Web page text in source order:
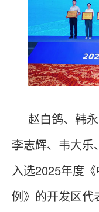
赵白鸽、韩
李志辉、韦大乐
入选2025年度
例》的开发区代